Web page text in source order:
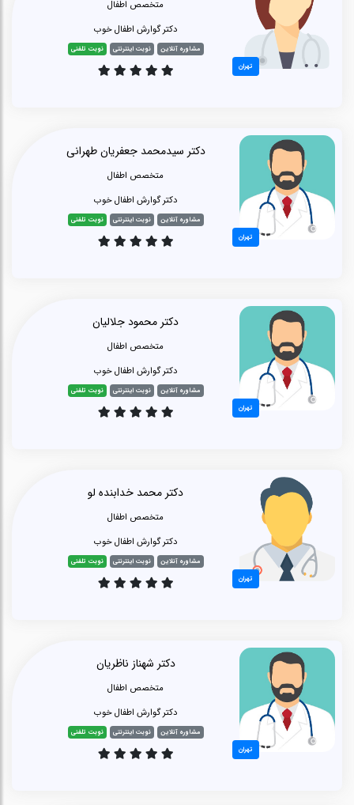
تهران
متخصص اطفال
دکتر گوارش اطفال خوب
مشاوره آنلاین نوبت اینترنتی نوبت تلفنی
تهران
دکتر سیدمحمد جعفریان طهرانی
متخصص اطفال
دکتر گوارش اطفال خوب
مشاوره آنلاین نوبت اینترنتی نوبت تلفنی
تهران
دکتر محمود جلالیان
متخصص اطفال
دکتر گوارش اطفال خوب
مشاوره آنلاین نوبت اینترنتی نوبت تلفنی
تهران
دکتر محمد خدابنده لو
متخصص اطفال
دکتر گوارش اطفال خوب
مشاوره آنلاین نوبت اینترنتی نوبت تلفنی
تهران
دکتر شهناز ناظریان
متخصص اطفال
دکتر گوارش اطفال خوب
مشاوره آنلاین نوبت اینترنتی نوبت تلفنی